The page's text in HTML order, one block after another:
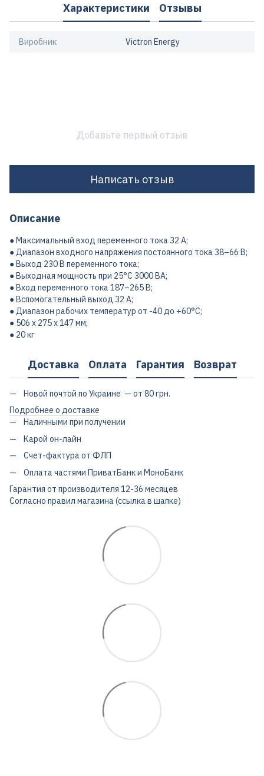
Характеристики Отзывы
Виробник Victron Energy
Добавьте первый отзыв
Написать отзыв
Описание
● Максимальный вход переменного тока 32 А;
● Диапазон входного напряжения постоянного тока 38–66 В;
● Выход 230 В переменного тока;
● Выходная мощность при 25°C 3000 ВА;
● Вход переменного тока 187–265 В;
● Вспомогательный выход 32 А;
● Диапазон рабочих температур от -40 до +60°С;
● 506 x 275 x 147 мм;
● 20 кг
Доставка Оплата Гарантия Возврат
Новой почтой по Украине — от 80 грн.
Подробнее о доставке
Наличными при получении
Карой он-лайн
Счет-фактура от ФЛП
Оплата частями ПриватБанк и МоноБанк
Гарантия от производителя 12-36 месяцев
Согласно правил магазина (ссылка в шапке)